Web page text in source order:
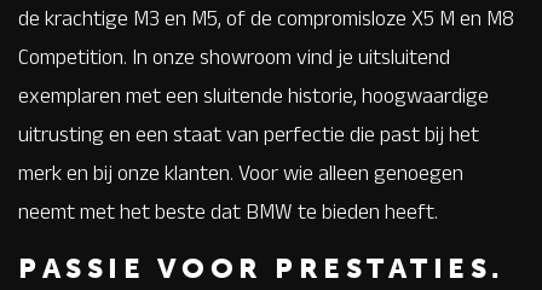
de krachtige M3 en M5, of de compromisloze X5 M en M8
Competition. In onze showroom vind je uitsluitend
exemplaren met een sluitende historie, hoogwaardige
uitrusting en een staat van perfectie die past bij het
merk en bij onze klanten. Voor wie alleen genoegen
neemt met het beste dat BMW te bieden heeft.
PASSIE VOOR PRESTATIES.